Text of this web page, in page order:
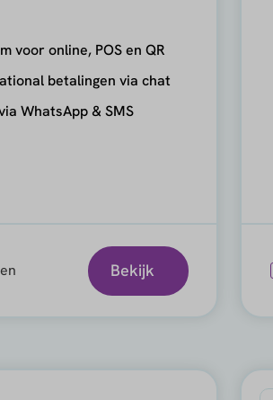
voor online, POS en QR
betalingen via chat
WhatsApp & SMS
Bekijk